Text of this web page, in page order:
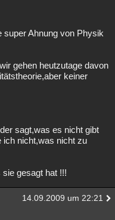
super Ahnung von Physik
gehen heutzutage davon
keiner
sagt,was es nicht gibt
ich nicht,was nicht zu
gesagt hat !!!
14.09.2009 um 22:21